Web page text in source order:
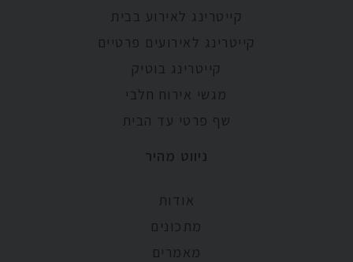
קייטרינג לאירוע בבית
קייטרינג לאירועים פרטיים
קייטרינג בוטיק
מגשי אירוח חלבי
שף פרטי עד הבית
ניווט מהיר
אודות
מתכונים
מאמרים